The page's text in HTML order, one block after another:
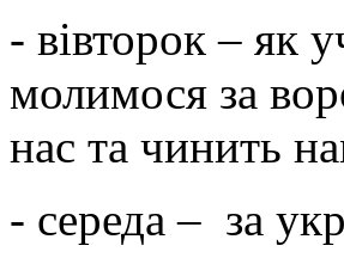
- вівторок – як
молимося за
нас та чинить
- середа – за